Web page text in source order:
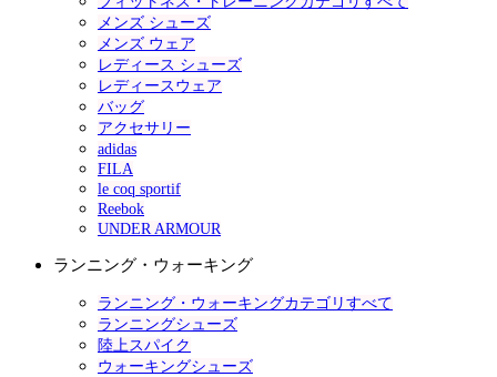
メンズ シューズ
メンズ ウェア
レディース シューズ
レディースウェア
バッグ
アクセサリー
adidas
FILA
le coq sportif
Reebok
UNDER ARMOUR
ランニング・ウォーキング
ランニング・ウォーキングカテゴリすべて
ランニングシューズ
陸上スパイク
ウォーキングシューズ